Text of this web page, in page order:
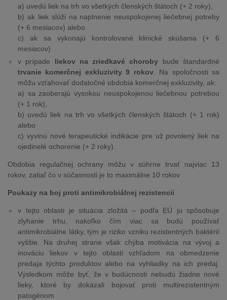
a) uvedú liek na trh vo všetkých členských štátoch (+ 2 roky),
b) ak liek slúži na naplnenie neuspokojenej liečebnej potreby
(+ 6 mesiacov) alebo
c) ak sa vykonajú kontrolované klinické skúšania (+ 6
mesiacov)
v prípade liekov na zriedkavé choroby bude štandardné
trvanie komerčnej exkluzivity 9 rokov. Na spoločnosti sa
môžu vzťahovať dodatočné obdobia komerčnej exkluzivity, ak:
a) sa zaoberajú vysokou neuspokojenou liečebnou potrebou
(+ 1 rok),
b) uvedú liek na trh vo všetkých členských štátoch (+ 1 rok)
alebo
c) vyvinú nové terapeutické indikácie pre už povolený liek na
ojedinelé ochorenie (+ 2 roky).
Obdobia regulačnej ochrany môžu v súhrne trvať najviac 13
rokov, zatiaľ čo v súčasnosti je to maximálne 10 rokov
Poukazy na boj proti antimikrobiálnej rezistencii
v tejto oblasti je situácia zložitá – podľa EÚ ju spôsobuje
zlyhanie trhu, nakoľko čím viac sa budú používať
antimikrobiálne látky, tým je riziko vzniku rezistentných baktérií
vyššie. Na druhej strane však chýba motivácia na vývoj a
inováciu liekov v tejto oblasti vzhľadom na obmedzenie
predaja týchto produktov alebo na vyhliadky na ich predaj.
Výsledkom môže byť, že v budúcnosti nebudú žiadne nové
lieky, ktoré by dokázali bojovať proti multirezistentným
patogénom